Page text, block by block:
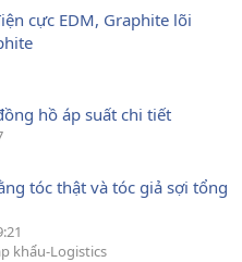
cực EDM, Graphite lõi
hồ áp suất chi tiết
tóc thật và tóc giả sợi tổng
khẩu-Logistics